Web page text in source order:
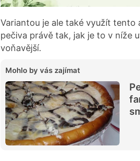
Variantou je ale také využít
pečiva právě tak, jak je to v níže
voňavější.
Mohlo by vás zajímat